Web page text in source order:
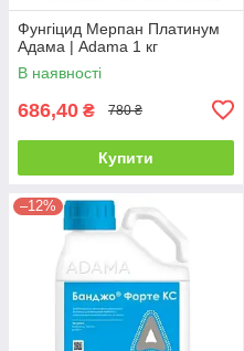
Фунгіцид Мерпан Платинум
Адама | Adama 1 кг
В наявності
686,40 ₴ 780 ₴
Купити
–12%